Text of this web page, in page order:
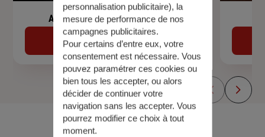
Assurance de prêt immobilier
Découvrir
personnalisation publicitaire), la
mesure de performance de nos
campagnes publicitaires.
Pour certains d’entre eux, votre
consentement est nécessaire. Vous
pouvez paramétrer ces cookies ou
bien tous les accepter, ou alors
décider de continuer votre
navigation sans les accepter. Vous
pourrez modifier ce choix à tout
moment.